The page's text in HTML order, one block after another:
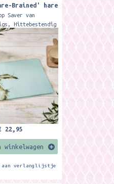
Brained' hare
saver
Saver van
Hittebestendig
geschikt om hete
om deeg
om op te...
22,95
winkelwagen
aan verlanglijstje